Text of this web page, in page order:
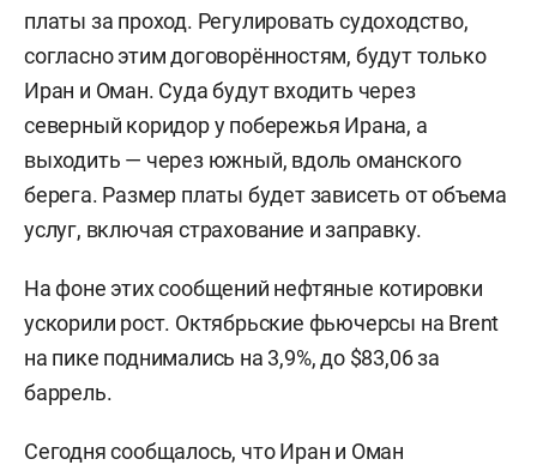
платы за проход. Регулировать судоходство,
согласно этим договорённостям, будут только
Иран и Оман. Суда будут входить через
северный коридор у побережья Ирана, а
выходить — через южный, вдоль оманского
берега. Размер платы будет зависеть от объема
услуг, включая страхование и заправку.
На фоне этих сообщений нефтяные котировки
ускорили рост. Октябрьские фьючерсы на Brent
на пике поднимались на 3,9%, до $83,06 за
баррель.
Сегодня сообщалось, что Иран и Оман